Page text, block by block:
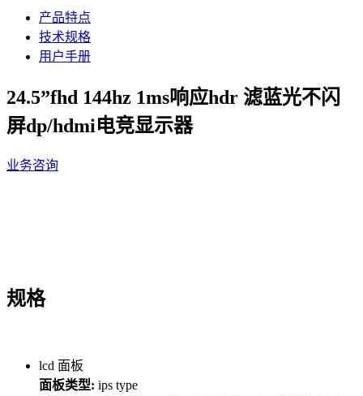
产品特点
技术规格
用户手册
24.5”fhd 144hz 1ms响应hdr 滤蓝光不闪
屏dp/hdmi电竞显示器
业务咨询
规格
lcd 面板
面板类型: ips type